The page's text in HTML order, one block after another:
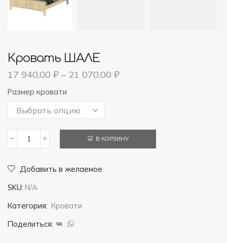
Кровать ШАЛЕ
17 940,00 ₽ – 21 070,00 ₽
Размер кровати
Кровать
ШАЛЕ
В КОРЗИНУ
Добавить в желаемое
SKU: N/A
Категория: Кровати
Поделиться: